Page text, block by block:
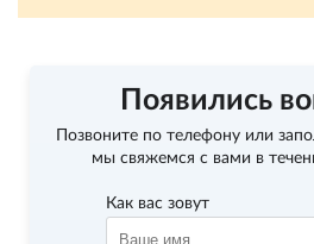
Появились
Позвоните по телефону или
мы свяжемся с вами в
Как вас зовут